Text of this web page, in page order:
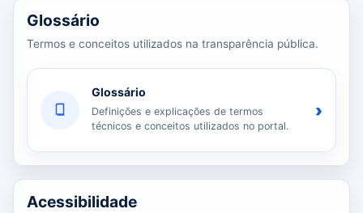
Glossário
Termos e conceitos utilizados na transparência pública.
Glossário
Definições e explicações de termos
técnicos e conceitos utilizados no portal.
›
Acessibilidade